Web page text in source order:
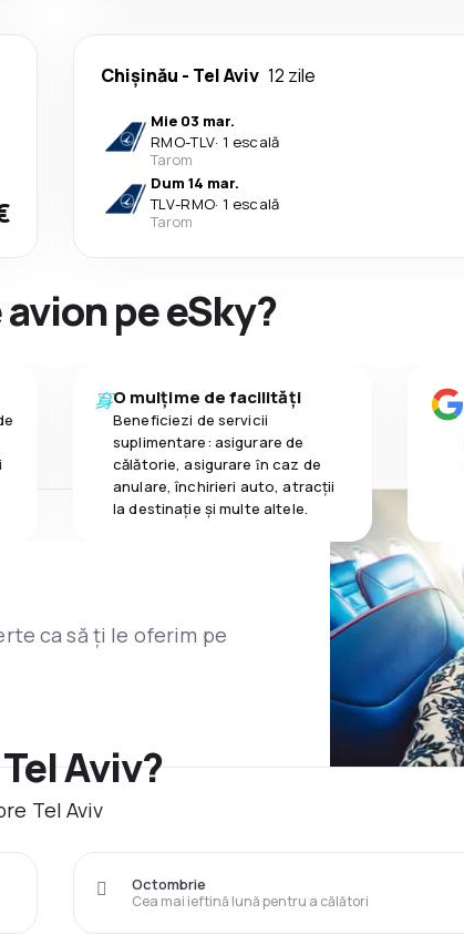
Chişinău - Tel Aviv 12 zile
Mie 03 mar.
RMO-TLV· 1 escală
Tarom
Dum 14 mar.
TLV-RMO· 1 escală
Tarom
pe eSky?
O mulțime de facilități
Beneficiezi de servicii
suplimentare: asigurare de
călătorie, asigurare ȋn caz de
anulare, închirieri auto, atracții
la destinaţie și multe altele.
ca să ți le oferim pe
Aviv?
Tel Aviv
Cea mai ieftină lună pentru a călători
Octombrie